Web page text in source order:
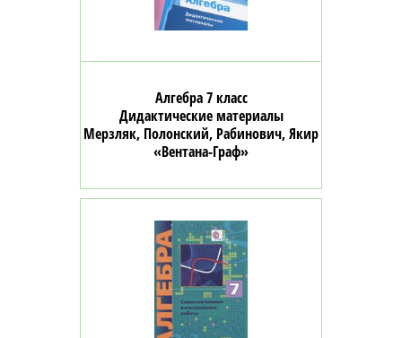
Алгебра 7 класс
Дидактические материалы
Мерзляк, Полонский, Рабинович, Якир
«Вентана-Граф»